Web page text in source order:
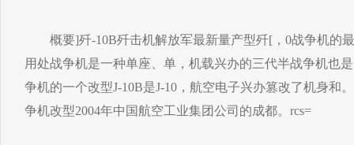
概要]歼-10B歼击机解放军最新量产型歼[，0战争机的
用处战争机是一种单座、单，机载兴办的三代半战争机也
争机的一个改型J-10B是J-10，航空电子兴办篡改了机身和
争机改型2004年中国航空工业集团公司的成都。rcs=